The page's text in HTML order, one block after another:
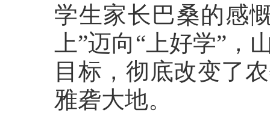
学生家长巴桑的感
上”迈向“上好学”
目标，彻底改变了
雅砻大地。